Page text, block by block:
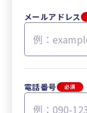
メールアドレス
電話番号 必須